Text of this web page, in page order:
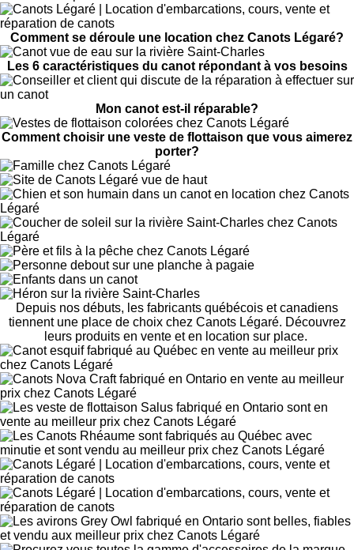
Comment se déroule une location chez Canots Légaré?
Les 6 caractéristiques du canot répondant à vos besoins
Mon canot est-il réparable?
Comment choisir une veste de flottaison que vous aimerez
porter?
Depuis nos débuts, les fabricants québécois et canadiens
tiennent une place de choix chez Canots Légaré. Découvrez
leurs produits en vente et en location sur place.